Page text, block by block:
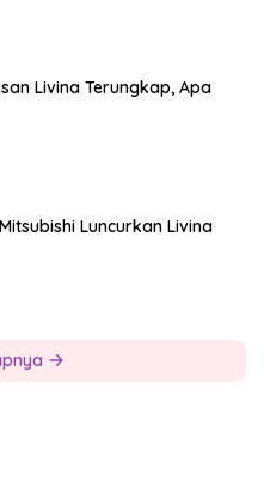
Livina Terungkap, Apa
Luncurkan Livina